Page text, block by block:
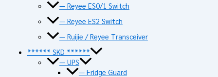
— Reyee ES0/1 Switch
— Reyee ES2 Switch
— Ruijie / Reyee Transceiver
****** SKD ******
— UPS
— Fridge Guard